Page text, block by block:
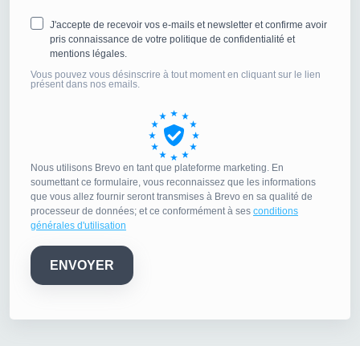
J'accepte de recevoir vos e-mails et newsletter et confirme avoir
pris connaissance de votre politique de confidentialité et
mentions légales.
Vous pouvez vous désinscrire à tout moment en cliquant sur le lien
présent dans nos emails.
Nous utilisons Brevo en tant que plateforme marketing. En
soumettant ce formulaire, vous reconnaissez que les informations
que vous allez fournir seront transmises à Brevo en sa qualité de
processeur de données; et ce conformément à ses conditions
générales d'utilisation
ENVOYER